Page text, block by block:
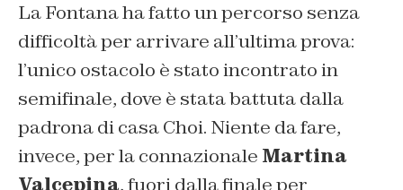
La Fontana ha fatto un percorso senza
difficoltà per arrivare all’ultima prova:
l’unico ostacolo è stato incontrato in
semifinale, dove è stata battuta dalla
padrona di casa Choi. Niente da fare,
invece, per la connazionale Martina
Valcepina, fuori dalla finale per